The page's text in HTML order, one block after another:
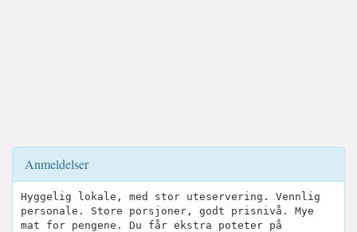
Anmeldelser
Hyggelig lokale, med stor uteservering. Vennlig
personale. Store porsjoner, godt prisnivå. Mye
mat for pengene. Du får ekstra poteter på